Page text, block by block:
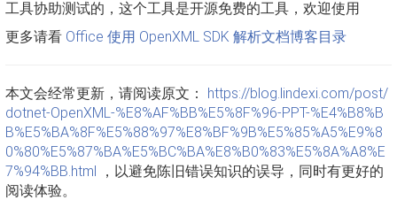
工具协助测试的，这个工具是开源免费的工具，欢迎使用
更多请看 Office 使用 OpenXML SDK 解析文档博客目录
本文会经常更新，请阅读原文： https://blog.lindexi.com/post/
dotnet-OpenXML-%E8%AF%BB%E5%8F%96-PPT-%E4%B8%B
B%E5%BA%8F%E5%88%97%E8%BF%9B%E5%85%A5%E9%8
0%80%E5%87%BA%E5%BC%BA%E8%B0%83%E5%8A%A8%E
7%94%BB.html ，以避免陈旧错误知识的误导，同时有更好的
阅读体验。